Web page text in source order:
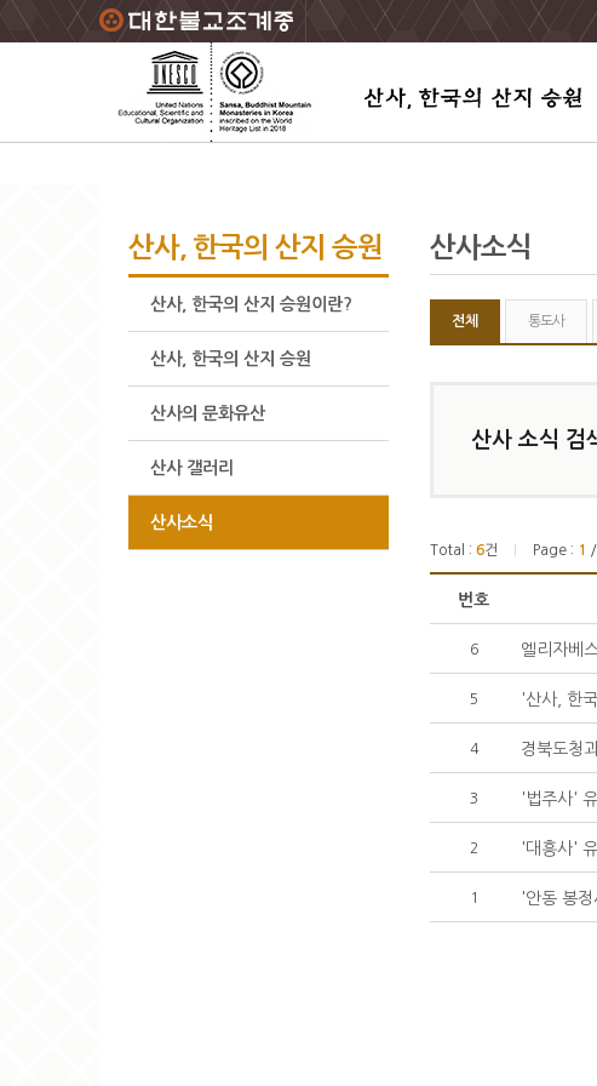
주요메뉴 바로가기
본문 바로가기
하단메뉴 바로가기
산사, 한국의 산지 승원
산사, 한국의 산지 승원이란?
산사, 한국의 산지 승원
산사의 문화유산
산사 갤러리
산사소식
산사소식
전체 통도사
산사 소식 검
Total : 6건 Page : 1
번호
6 엘리자베
5 '산사, 한
4 경북도청
3 '법주사'
2 '대흥사'
1 '안동 봉